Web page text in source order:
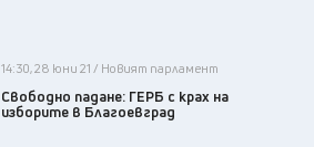
14:30, 28 юни 21 / Новият парламент
Свободно падане: ГЕРБ с крах на
изборите в Благоевград